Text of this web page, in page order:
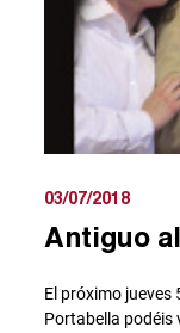
03/07/2018
Antiguo
El próximo jueves
Portabella podéis